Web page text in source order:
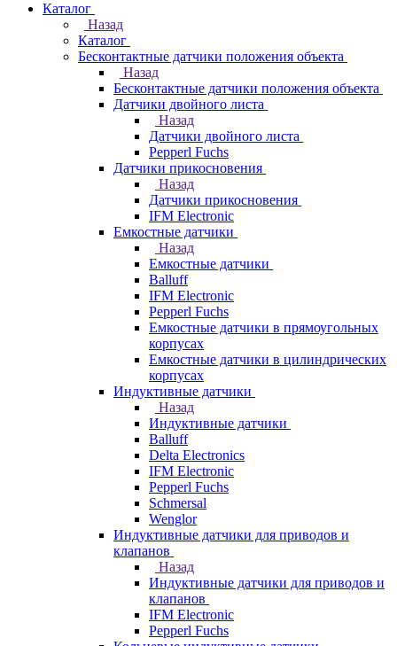
Каталог
Назад
Каталог
Бесконтактные датчики положения объекта
Назад
Бесконтактные датчики положения объекта
Датчики двойного листа
Назад
Датчики двойного листа
Pepperl Fuchs
Датчики прикосновения
Назад
Датчики прикосновения
IFM Electronic
Емкостные датчики
Назад
Емкостные датчики
Balluff
IFM Electronic
Pepperl Fuchs
Емкостные датчики в прямоугольных
корпусах
Емкостные датчики в цилиндрических
корпусах
Индуктивные датчики
Назад
Индуктивные датчики
Balluff
Delta Electronics
IFM Electronic
Pepperl Fuchs
Schmersal
Wenglor
Индуктивные датчики для приводов и
клапанов
Назад
Индуктивные датчики для приводов и
клапанов
IFM Electronic
Pepperl Fuchs